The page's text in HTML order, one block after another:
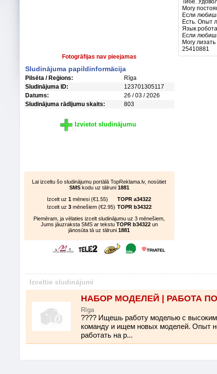
Fotogrāfijas nav pieejamas
Sludinājuma papildinformācija
Pilsēta / Reģions:
Rīga
Sludinājuma ID:
123701305117
Datums:
26 / 03 / 2026
Sludinājuma rādījumu skaits:
803
Izvietot sludinājumu
Lai izceltu šo sludinājumu portālā TopReklama.lv, nosūtiet
SMS kodu uz tālruni 1881
Izcelt uz 1 mēnesi (€1.55)
TOPR a34322
Izcelt uz 3 mēnešiem (€2.95) TOPR b34322
Piemēram, ja vēlaties izcelt sludinājumu uz 3 mēnešiem,
Jums jāuzraksta SMS ar tekstu TOPR b34322 un
jānosūta tā uz tālruni1881
Тибе.
Могу
Если
Есть. Опыт
Язык
Если
Могу
25410881
Izceltie sludinājumi
НАБОР МОДЕЛЕЙ | РАБОТА
Rīga
???? Ищешь работу моделью с
команду и ищем новых моделей. Опыт
работать на р...